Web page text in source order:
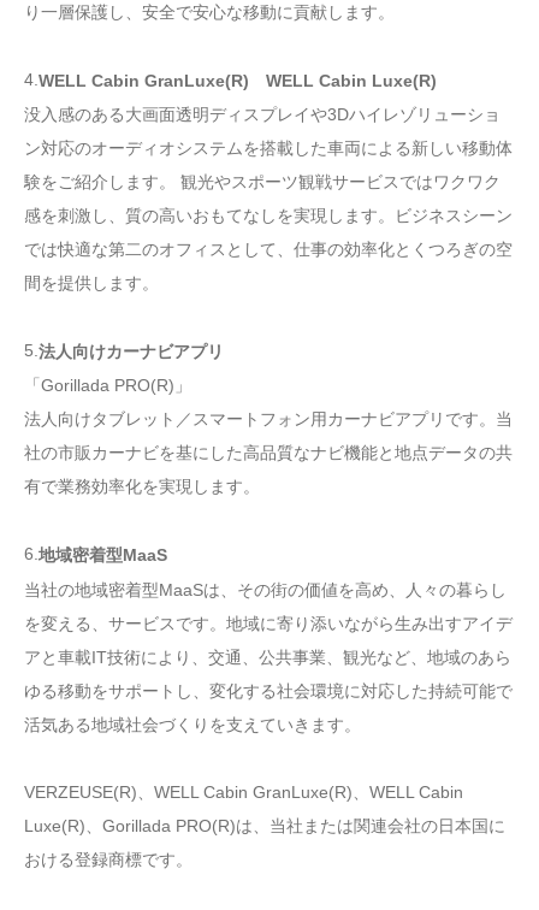
り一層保護し、安全で安心な移動に貢献します。
4. WELL Cabin GranLuxe(R) WELL Cabin Luxe(R)
没入感のある大画面透明ディスプレイや3Dハイレゾリューショ
ン対応のオーディオシステムを搭載した車両による新しい移動体
験をご紹介します。 観光やスポーツ観戦サービスではワクワク
感を刺激し、質の高いおもてなしを実現します。ビジネスシーン
では快適な第二のオフィスとして、仕事の効率化とくつろぎの空
間を提供します。
5. 法人向けカーナビアプリ
「Gorillada PRO(R)」
法人向けタブレット／スマートフォン用カーナビアプリです。当
社の市販カーナビを基にした高品質なナビ機能と地点データの共
有で業務効率化を実現します。
6.地域密着型MaaS
当社の地域密着型MaaSは、その街の価値を高め、人々の暮らし
を変える、サービスです。地域に寄り添いながら生み出すアイデ
アと車載IT技術により、交通、公共事業、観光など、地域のあら
ゆる移動をサポートし、変化する社会環境に対応した持続可能で
活気ある地域社会づくりを支えていきます。
VERZEUSE(R)、WELL Cabin GranLuxe(R)、WELL Cabin
Luxe(R)、Gorillada PRO(R)は、当社または関連会社の日本国に
おける登録商標です。